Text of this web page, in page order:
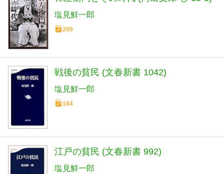
塩見鮮一郎
209
戦後の貧民 (文春新書 1042)
塩見鮮一郎
164
江戸の貧民 (文春新書 992)
塩見鮮一郎